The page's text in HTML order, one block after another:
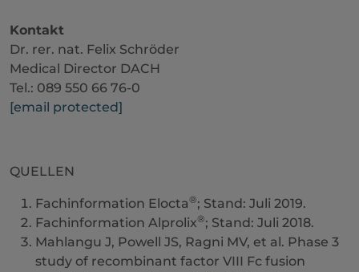
Kontakt
Dr. rer. nat. Felix Schröder
Medical Director DACH
Tel.: 089 550 66 76-0
[email protected]
QUELLEN
Fachinformation Elocta®; Stand: Juli 2019.
Fachinformation Alprolix®; Stand: Juli 2018.
Mahlangu J, Powell JS, Ragni MV, et al. Phase 3
study of recombinant factor VIII Fc fusion